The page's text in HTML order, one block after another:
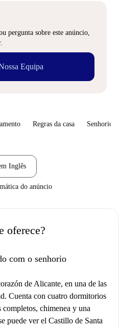
pergunta sobre este anúncio,
Equipa
Regras da casa Senhorio
Inglês
do anúncio
oferece?
com o senhorio
de Alicante, en una de las
Cuenta con cuatro dormitorios
chimenea y una
puede ver el Castillo de Santa